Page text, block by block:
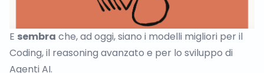
E sembra che, ad oggi, siano i modelli migliori per il
Coding, il reasoning avanzato e per lo sviluppo di
Agenti AI.